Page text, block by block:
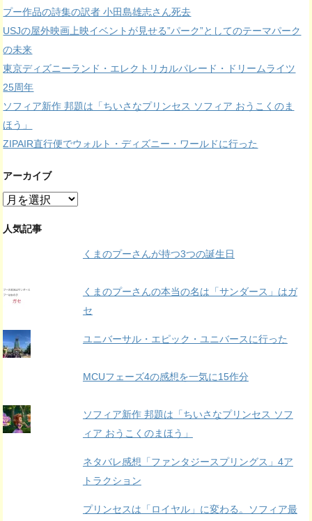
プー作品の詩集の訳者 小田島雄志さん死去
USJの屋外映画上映イベントが見せる”パーク”としてのテーマパーク
の未来
東京ディズニーランド・エレクトリカルパレード・ドリームライツ
25周年
ソフィア新作 邦題は「ちいさなプリンセス ソフィア おうこくのま
ほう」
ZIPAIR直行便でウォルト・ディズニー・ワールドに行った
アーカイブ
ア
カ
人気記事
くまのプーさんが持つ3つの誕生日
くまのプーさんの本当の名は「サンダース」はガ
セ
ユニバーサル・エピック・ユニバースに行った
MCUフェーズ4の感想を一気に15作分
ソフィア新作 邦題は「ちいさなプリンセス ソフ
ィア おうこくのまほう」
ネタバレ感想「ファンタジースプリングス」4ア
トラクション
プリンセスは「ロイヤル」に変わる。ソフィア最